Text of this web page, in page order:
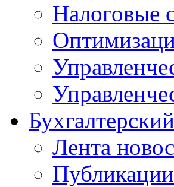
Налоговые
Лента
Публикации